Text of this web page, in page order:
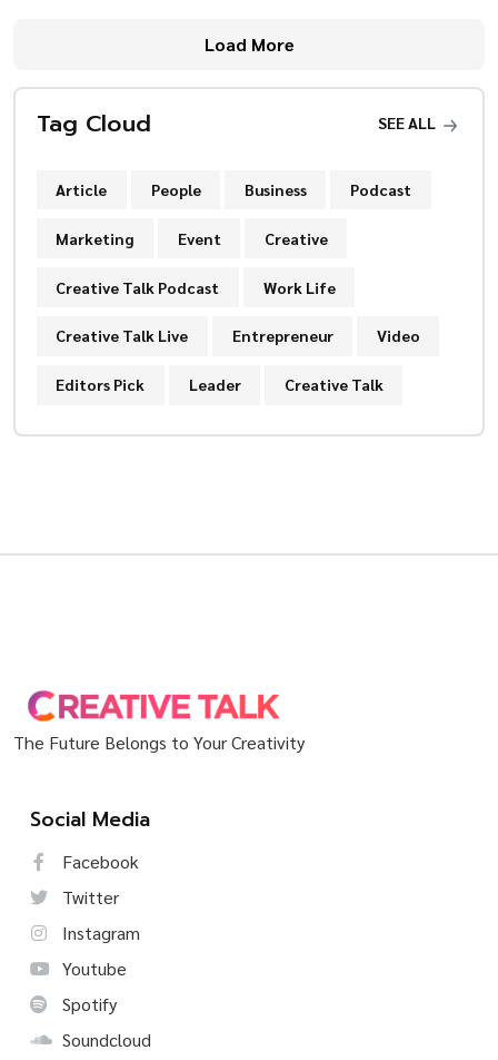
Load More
Tag Cloud SEE ALL
Article People Business Podcast
Marketing Event Creative
Creative Talk Podcast Work Life
Creative Talk Live Entrepreneur Video
Editors Pick Leader Creative Talk
The Future Belongs to Your Creativity
Social Media
Facebook
Twitter
Instagram
Youtube
Spotify
Soundcloud